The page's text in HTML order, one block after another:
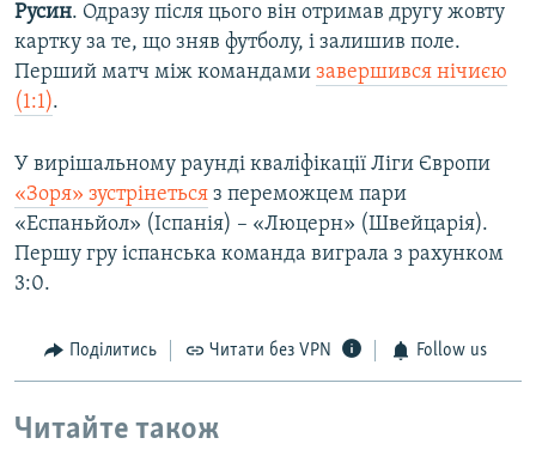
Русин. Одразу після цього він отримав другу жовту
картку за те, що зняв футболу, і залишив поле.
Перший матч між командами завершився нічиєю
(1:1).
У вирішальному раунді кваліфікації Ліги Європи
«Зоря» зустрінеться з переможцем пари
«Еспаньйол» (Іспанія) – «Люцерн» (Швейцарія).
Першу гру іспанська команда виграла з рахунком
3:0.
Поділитись Читати без VPN Follow us
Читайте також